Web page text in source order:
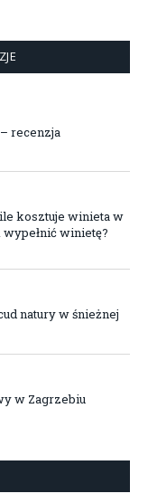
recenzja
kosztuje winieta w
winietę?
natury w śnieżnej
w Zagrzebiu